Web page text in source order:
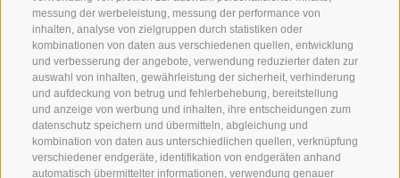
messung der werbeleistung, messung der performance von
inhalten, analyse von zielgruppen durch statistiken oder
kombinationen von daten aus verschiedenen quellen, entwicklung
und verbesserung der angebote, verwendung reduzierter daten zur
auswahl von inhalten, gewährleistung der sicherheit, verhinderung
und aufdeckung von betrug und fehlerbehebung, bereitstellung
und anzeige von werbung und inhalten, ihre entscheidungen zum
datenschutz speichern und übermitteln, abgleichung und
kombination von daten aus unterschiedlichen quellen, verknüpfung
verschiedener endgeräte, identifikation von endgeräten anhand
automatisch übermittelter informationen, verwendung genauer
Expertise
Nachhaltigkeit
Produkte & Marken
Ethikkodex
Organisationsmodell